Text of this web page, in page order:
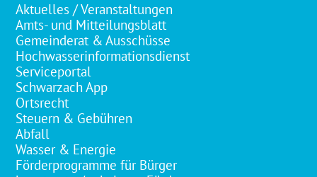
Aktuelles / Veranstaltungen
Amts- und Mitteilungsblatt
Gemeinderat & Ausschüsse
Hochwasserinformationsdienst
Serviceportal
Schwarzach App
Ortsrecht
Steuern & Gebühren
Abfall
Wasser & Energie
Förderprogramme für Bürger